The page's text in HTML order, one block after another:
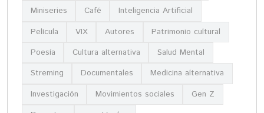
Miniseries
Café
Inteligencia Artificial
Película
VIX Autores
Patrimonio cultural
Poesía
Cultura alternativa
Salud Mental
Streming
Documentales
Medicina alternativa
Investigación
Movimientos sociales
Gen Z